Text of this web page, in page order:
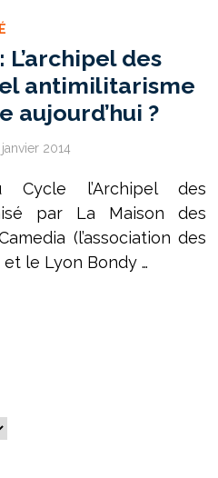
L’archipel des
antimilitarisme
aujourd’hui ?
2014
l’Archipel des
par La Maison des
(l’association des
le Lyon Bondy …